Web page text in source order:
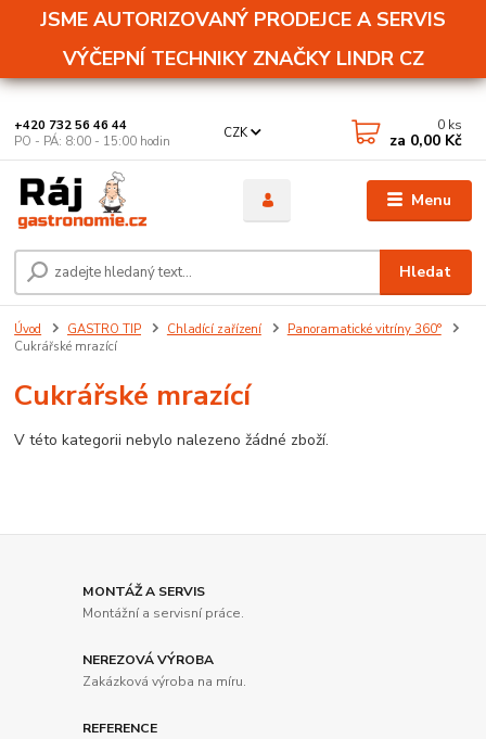
JSME AUTORIZOVANÝ PRODEJCE A SERVIS
VÝČEPNÍ TECHNIKY ZNAČKY LINDR CZ
Menu
CZK
Hledat
+420 732 56 46 44
PO - PÁ: 8:00 - 15:00 hodin
0 ks
za 0,00 Kč
Úvod GASTRO TIP Chladící zařízení
Panoramatické vitríny 360°
Cukrářské mrazící
Cukrářské mrazící
V této kategorii nebylo nalezeno žádné zboží.
MONTÁŽ A SERVIS
Montážní a servisní práce.
NEREZOVÁ VÝROBA
Zakázková výroba na míru.
REFERENCE